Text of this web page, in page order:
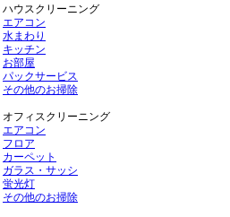
ハウスクリーニング
エアコン
水まわり
キッチン
お部屋
パックサービス
その他のお掃除
オフィスクリーニング
エアコン
フロア
カーペット
ガラス・サッシ
蛍光灯
その他のお掃除